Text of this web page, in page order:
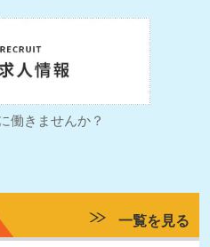
働きませんか？
一覧を見る